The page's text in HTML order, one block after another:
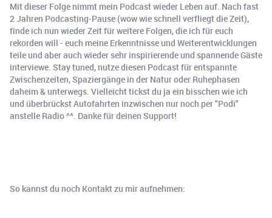
Mit dieser Folge nimmt mein Podcast wieder Leben auf. Nach fast
2 Jahren Podcasting-Pause (wow wie schnell verfliegt die Zeit),
finde ich nun wieder Zeit für weitere Folgen, die ich für euch
rekorden will - euch meine Erkenntnisse und Weiterentwicklungen
teile und aber auch wieder sehr inspirierende und spannende Gäste
interviewe. Stay tuned, nutze diesen Podcast für entspannte
Zwischenzeiten, Spaziergänge in der Natur oder Ruhephasen
daheim & unterwegs. Vielleicht tickst du ja ein bisschen wie ich
und überbrückst Autofahrten inzwischen nur noch per "Podi"
anstelle Radio ^^. Danke für deinen Support!
So kannst du noch Kontakt zu mir aufnehmen: